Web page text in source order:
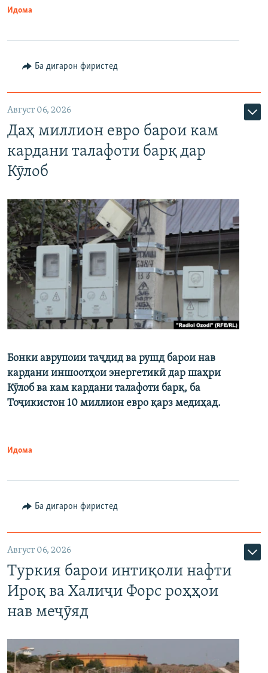
Идома
Ба дигарон фиристед
Август 06, 2026
Даҳ миллион евро барои кам
кардани талафоти барқ дар
Кӯлоб
Бонки аврупоии таҷдид ва рушд барои нав
кардани иншоотҳои энергетикӣ дар шаҳри
Кӯлоб ва кам кардани талафоти барқ, ба
Тоҷикистон 10 миллион евро қарз медиҳад.
Идома
Ба дигарон фиристед
Август 06, 2026
Туркия барои интиқоли нафти
Ироқ ва Халиҷи Форс роҳҳои
нав меҷӯяд